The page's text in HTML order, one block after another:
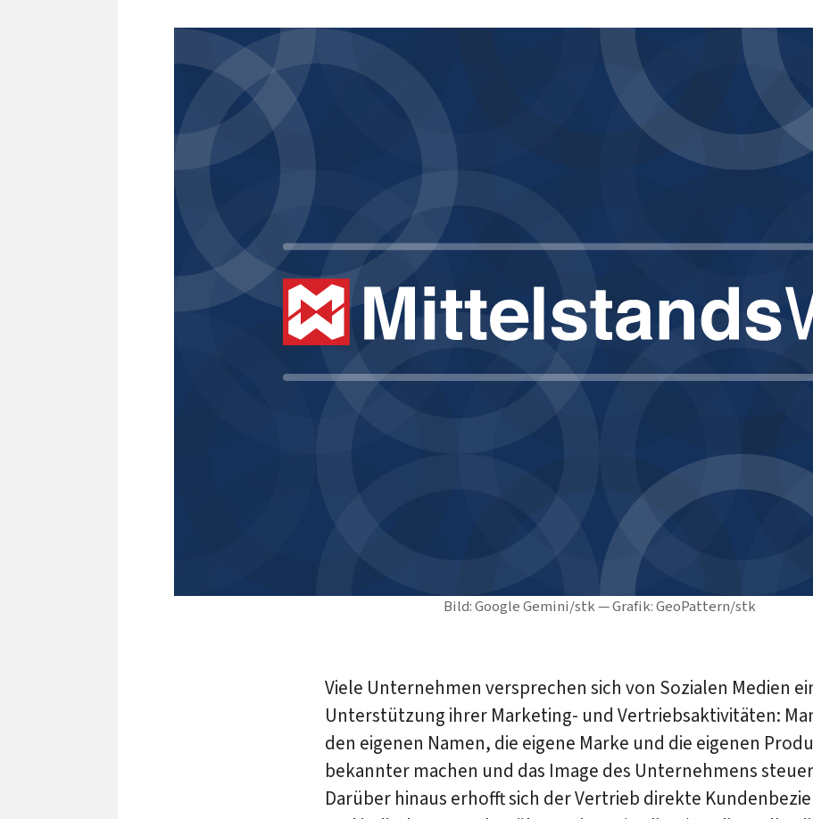
Bild: Google Gemini/stk — Grafik: GeoPattern/stk
Viele Unternehmen versprechen sich von Sozialen Medien
Unterstützung ihrer Marketing- und Vertriebsaktivitäten:
den eigenen Namen, die eigene Marke und die eigenen
bekannter machen und das Image des Unternehmens
Darüber hinaus erhofft sich der Vertrieb direkte